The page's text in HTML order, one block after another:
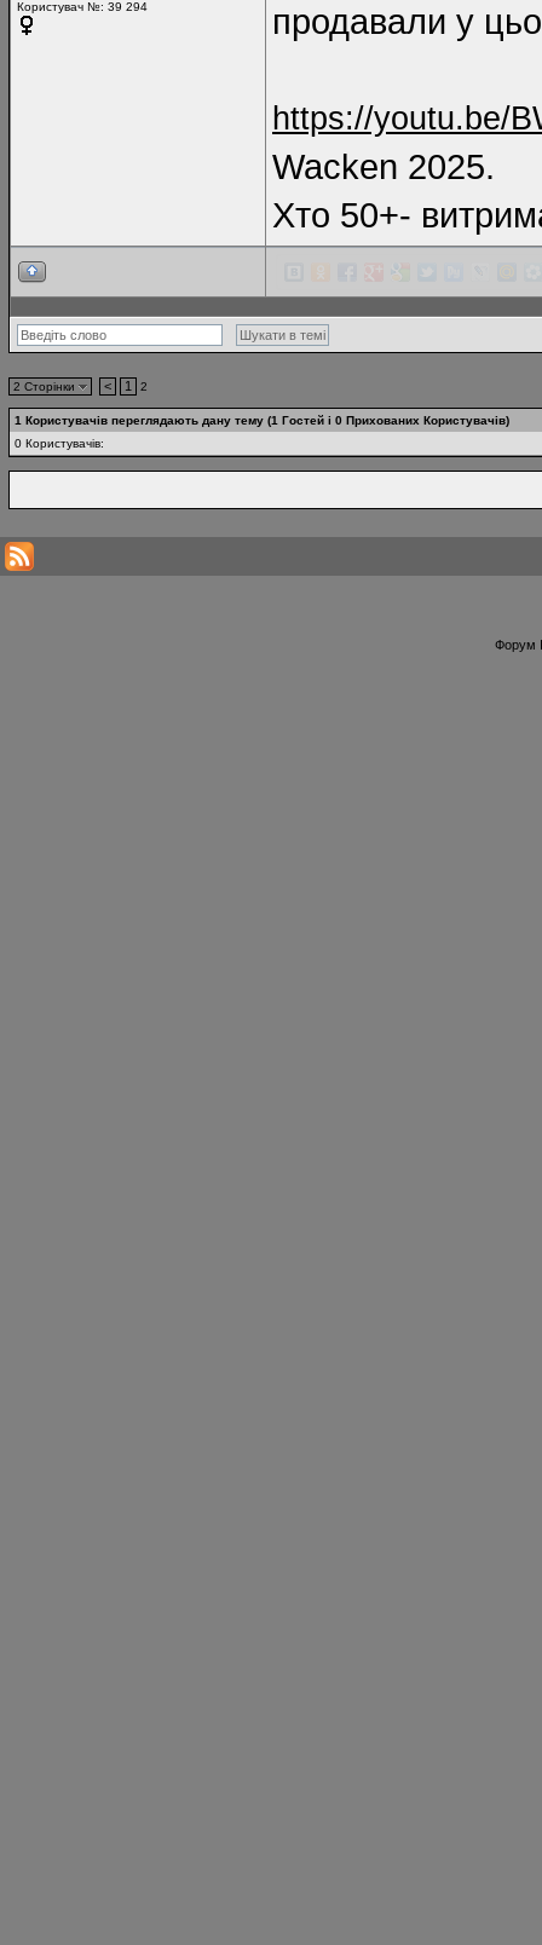
Користувач №: 39 294
продавали у
https://youtu.be/
Wacken 2025.
Хто 50+-
2 Сторінки < 1 2
1 Користувачів переглядають дану тему (1 Гостей і 0 Прихованих Користувачів)
0 Користувачів:
Форум